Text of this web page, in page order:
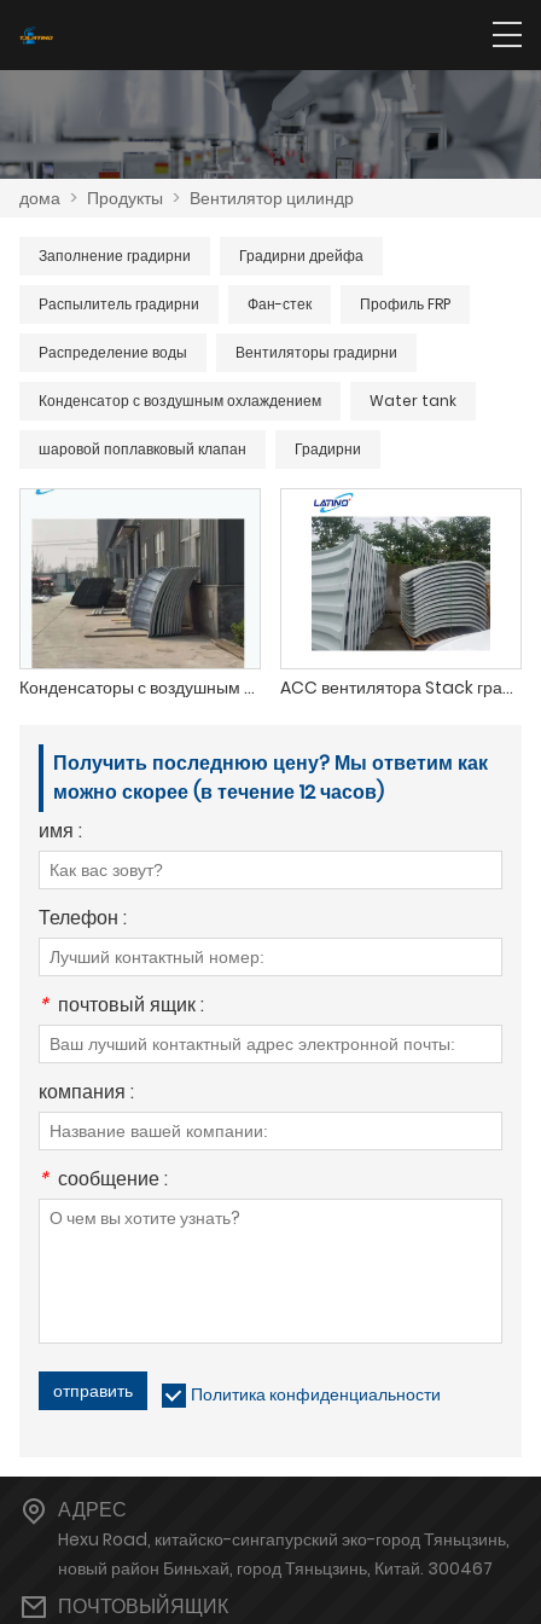
дома > Продукты > Вентилятор цилиндр
Заполнение градирни Градирни дрейфа
Распылитель градирни Фан-стек Профиль FRP
Распределение воды Вентиляторы градирни
Конденсатор с воздушным охлаждением Water tank
шаровой поплавковый клапан Градирни
Конденсаторы с воздушным охлаждением вентилятор Стек ACC вентилятора Stack градирня
Получить последнюю цену? Мы ответим как
можно скорее (в течение 12 часов)
имя :
Телефон :
* почтовый ящик :
компания :
* сообщение :
отправить Политика конфиденциальности
АДРЕС
Hexu Road, китайско-сингапурский эко-город Тяньцзинь,
новый район Биньхай, город Тяньцзинь, Китай. 300467
ПОЧТОВЫЙЯЩИК